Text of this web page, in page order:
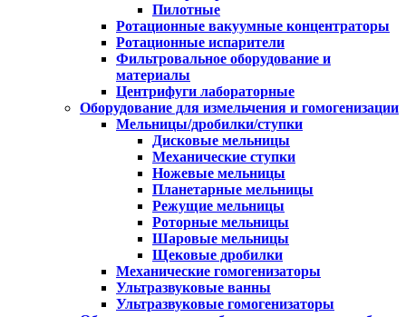
Пилотные
Ротационные вакуумные концентраторы
Ротационные испарители
Фильтровальное оборудование и
материалы
Центрифуги лабораторные
Оборудование для измельчения и гомогенизации
Мельницы/дробилки/ступки
Дисковые мельницы
Механические ступки
Ножевые мельницы
Планетарные мельницы
Режущие мельницы
Роторные мельницы
Шаровые мельницы
Щековые дробилки
Механические гомогенизаторы
Ультразвуковые ванны
Ультразвуковые гомогенизаторы